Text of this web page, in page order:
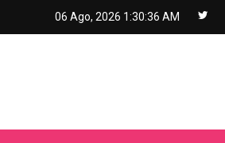
06 Ago, 2026 1:30:36 AM